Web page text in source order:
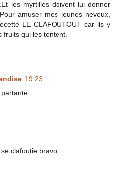
les myrtilles doivent lui donner
amuser mes jeunes neveux,
LE CLAFOUTOUT car ils y
fruits qui les tentent.
19:23
partante
clafoutie bravo